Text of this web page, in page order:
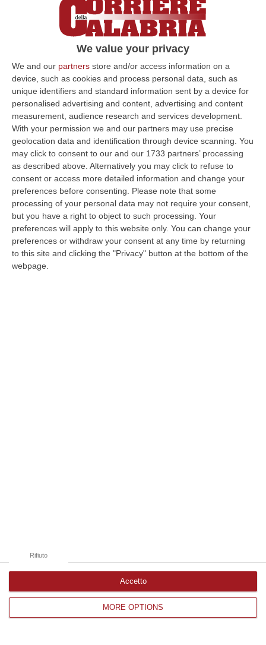
We value your privacy
We and our partners store and/or access information on a
device, such as cookies and process personal data, such as
unique identifiers and standard information sent by a device for
personalised advertising and content, advertising and content
measurement, audience research and services development.
With your permission we and our partners may use precise
geolocation data and identification through device scanning. You
may click to consent to our and our 1733 partners’ processing
as described above. Alternatively you may click to refuse to
consent or access more detailed information and change your
preferences before consenting.
Please note that some
processing of your personal data may not require your consent,
but you have a right to object to such processing. Your
preferences will apply to this website only. You can change your
preferences or withdraw your consent at any time by returning
to this site and clicking the "Privacy" button at the bottom of the
webpage.
MORE OPTIONS
Rifiuto
Accetto
“Riceviamo e pubblichiamo Noi idonei del Concorso per 54 posti della
Regione Calabria siamo tra i potenziali beneficiari della proposta d…
07 Agosto, 22:35
«finanziamento Da 800 Milioni Di Euro»
“CATANZARO «Con un importante finanziamento di 800 mila euro, si potrà
dare avvio agli attesi lavori di ristrutturazione della Basilica dell…
07 Agosto, 22:02
Renzi: «Conte? Sarebbe Delittuoso Vannaccizzare La Coalizione»
“ROMA «Conte sta giocando la sua partita, vedremo se le primarie si
faranno, quando e con che formato, se a due Conte-Schlein o se ci
sarann…
07 Agosto, 21:35
Meteo, Altri 10 Giorni Di Caldo Estremo
“ROMA La tregua varrà fino a domani: dopo il record di ieri con il bollino
rosso per tutte le 27 città monitorate e oggi con 26 allerte mass…
07 Agosto, 20:33
Corriere delle Calabria è una testata giornalistica di News&Com S.r.l